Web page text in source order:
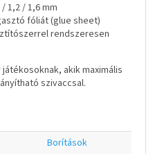
1,2 / 1,6 mm
fóliát (glue sheet)
rendszeresen
akik maximális
szivaccsal.
Borítások